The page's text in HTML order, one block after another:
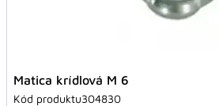
Matica krídlová M 6
Kód produktu304830